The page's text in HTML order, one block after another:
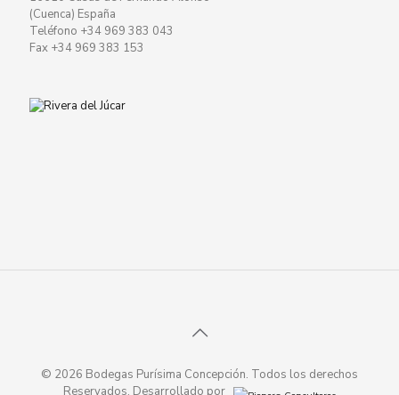
(Cuenca) España
Teléfono +34 969 383 043
Fax +34 969 383 153
© 2026 Bodegas Purísima Concepción. Todos los derechos
Reservados. Desarrollado por